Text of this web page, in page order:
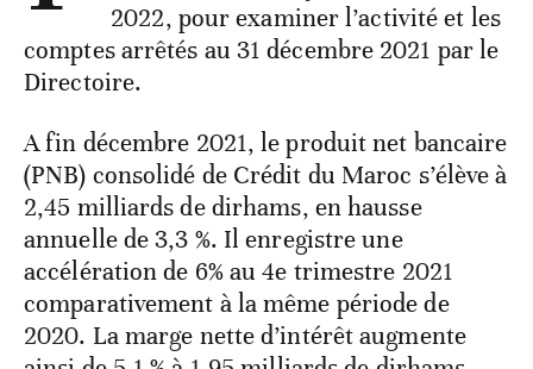
2022, pour examiner l’activité et les
comptes arrêtés au 31 décembre 2021 par le
Directoire.
A fin décembre 2021, le produit net bancaire
(PNB) consolidé de Crédit du Maroc s’élève à
2,45 milliards de dirhams, en hausse
annuelle de 3,3 %. Il enregistre une
accélération de 6% au 4e trimestre 2021
comparativement à la même période de
2020. La marge nette d’intérêt augmente